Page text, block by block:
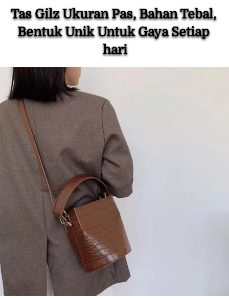
Tas Gilz Ukuran Pas, Bahan Tebal,
Bentuk Unik Untuk Gaya Setiap
hari